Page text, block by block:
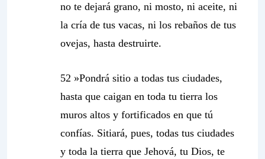
no te dejará grano, ni mosto, ni aceite, ni
la cría de tus vacas, ni los rebaños de tus
ovejas, hasta destruirte.
52 »Pondrá sitio a todas tus ciudades,
hasta que caigan en toda tu tierra los
muros altos y fortificados en que tú
confías. Sitiará, pues, todas tus ciudades
y toda la tierra que Jehová, tu Dios, te